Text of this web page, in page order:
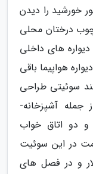
خورشید را دیدن
چوب درختان محلی
های داخلی
هواپیما باقی
سوئیتی طراحی
آشپزخانه-
و دو اتاق خواب
در این سوئیت
فصل های کم مسافر 300 دلار و در فصل های